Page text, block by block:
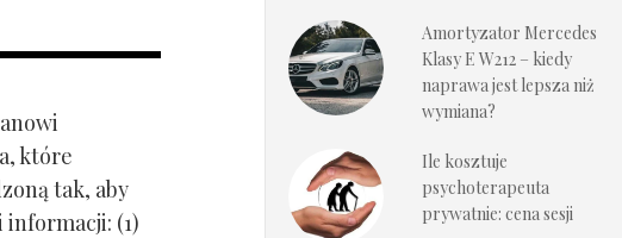
które
tak, aby
(1)
Amortyzator Mercedes
Klasy E W212 – kiedy
naprawa jest lepsza niż
wymiana?
Ile kosztuje
psychoterapeuta
prywatnie: cena sesji